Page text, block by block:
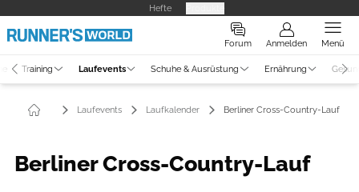
Hefte
Forum Anmelden Menü
Training Laufevents Schuhe & Ausrüstung Ernährung
Laufevents Laufkalender Berliner Cross-Country-Lauf
Berliner Cross-Country-Lauf